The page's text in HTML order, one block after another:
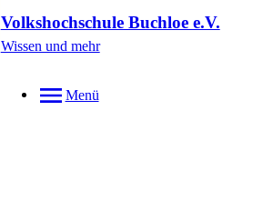
Volkshochschule Buchloe e.V.
Wissen und mehr
Menü